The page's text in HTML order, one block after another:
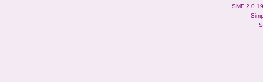
SMF 2.0.19